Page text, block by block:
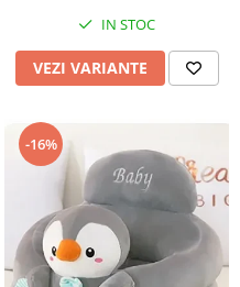
IN STOC
VEZI VARIANTE
-16%